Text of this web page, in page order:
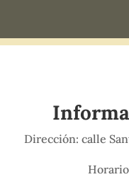
Dirección: calle